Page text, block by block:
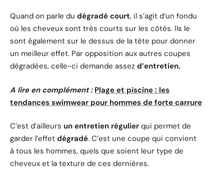
Quand on parle du dégradé court, il s’agit d’un fondu
où les cheveux sont très courts sur les côtés. Ils le
sont également sur le dessus de la tête pour donner
un meilleur effet. Par opposition aux autres coupes
dégradées, celle-ci demande assez d’entretien.
A lire en complément : Plage et piscine : les
tendances swimwear pour hommes de forte carrure
C’est d’ailleurs un entretien régulier qui permet de
garder l’effet dégradé. C’est une coupe qui convient
à tous les hommes, quels que soient leur type de
cheveux et la texture de ces dernières.